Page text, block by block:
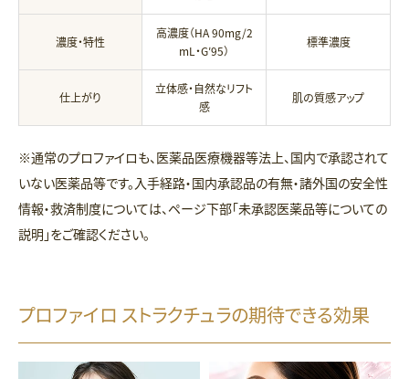
濃度・特性
高濃度（HA 90mg/2
mL・G′95）
標準濃度
仕上がり
立体感・自然なリフト
感
肌の質感アップ
※通常のプロファイロも、医薬品医療機器等法上、国内で承認されて
いない医薬品等です。入手経路・国内承認品の有無・諸外国の安全性
情報・救済制度については、ページ下部「未承認医薬品等についての
説明」をご確認ください。
プロファイロ ストラクチュラの期待できる効果